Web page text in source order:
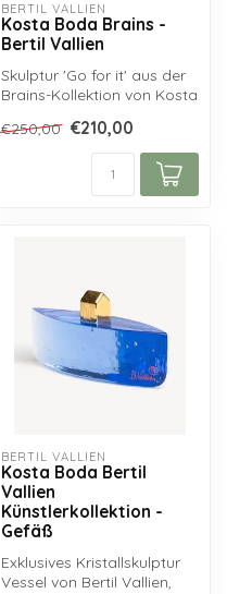
BERTIL VALLIEN
Kosta Boda Brains -
Bertil Vallien
Skulptur 'Go for it' aus der
Brains-Kollektion von Kosta
€250,00 €210,00
BERTIL VALLIEN
Kosta Boda Bertil
Vallien
Künstlerkollektion -
Gefäß
Exklusives Kristallskulptur
Vessel von Bertil Vallien,